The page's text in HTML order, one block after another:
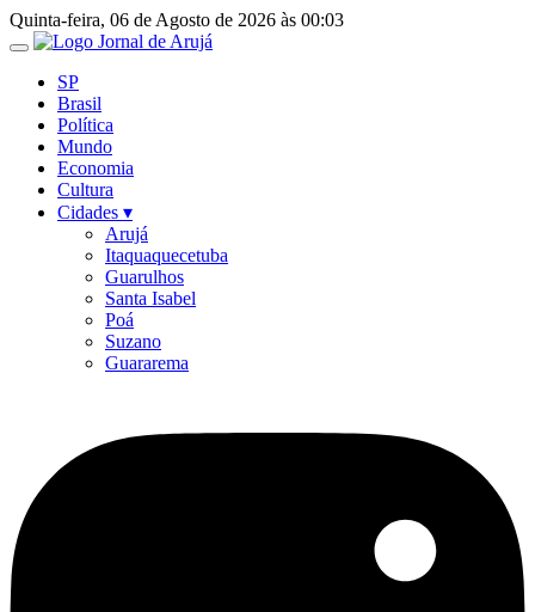
Ir
para
conteúdo
Quinta-feira, 06 de Agosto de 2026 às 00:03
SP
Brasil
Política
Mundo
Economia
Cultura
Cidades ▾
Arujá
Itaquaquecetuba
Guarulhos
Santa Isabel
Poá
Suzano
Guararema